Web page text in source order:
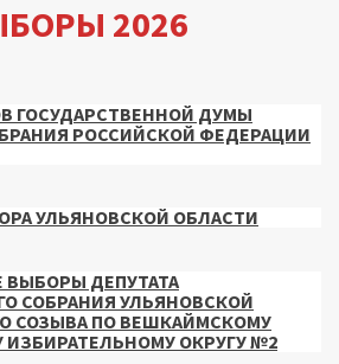
2026
ГОСУДАРСТВЕННОЙ ДУМЫ
РОССИЙСКОЙ ФЕДЕРАЦИИ
УЛЬЯНОВСКОЙ ОБЛАСТИ
ДЕПУТАТА
СОБРАНИЯ УЛЬЯНОВСКОЙ
СОЗЫВА ПО ВЕШКАЙМСКОМУ
ОКРУГУ №2